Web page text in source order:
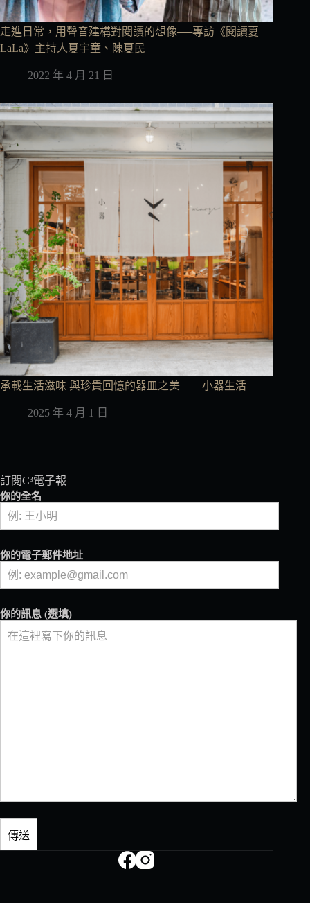
走進日常，用聲音建構對閱讀的想像──專訪《閱讀夏
LaLa》主持人夏宇童、陳夏民
2022 年 4 月 21 日
承載生活滋味 與珍貴回憶的器皿之美——小器生活
2025 年 4 月 1 日
訂閱C³電子報
你的全名
你的電子郵件地址
你的訊息 (選填)